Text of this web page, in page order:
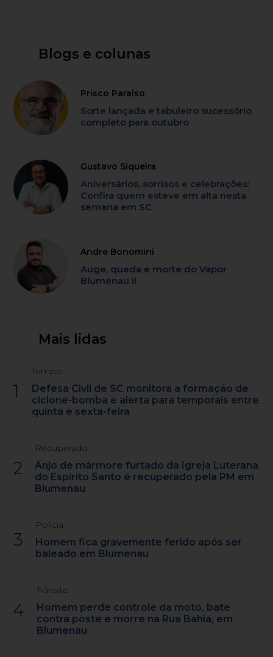
Blogs e colunas
Prisco Paraíso
Sorte lançada e tabuleiro sucessório
completo para outubro
Gustavo Siqueira
Aniversários, sorrisos e celebrações:
Confira quem esteve em alta nesta
semana em SC
Andre Bonomini
Auge, queda e morte do Vapor
Blumenau II
Mais lidas
1
Tempo
Defesa Civil de SC monitora a formação de
ciclone-bomba e alerta para temporais entre
quinta e sexta-feira
2
Recuperado
Anjo de mármore furtado da Igreja Luterana
do Espírito Santo é recuperado pela PM em
Blumenau
3
Polícia
Homem fica gravemente ferido após ser
baleado em Blumenau
4
Trânsito
Homem perde controle da moto, bate
contra poste e morre na Rua Bahia, em
Blumenau